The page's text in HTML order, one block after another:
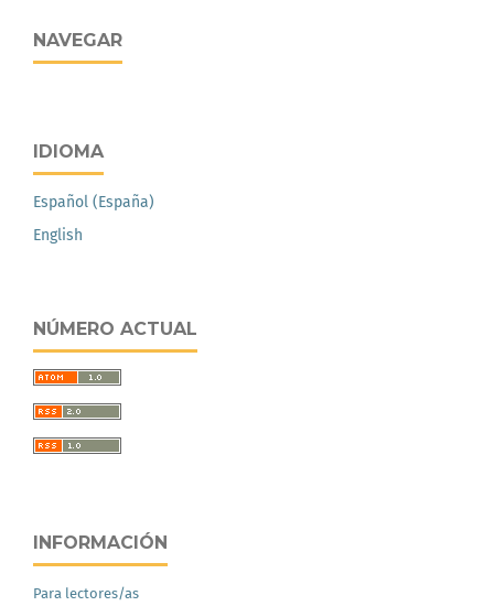
NAVEGAR
IDIOMA
Español (España)
English
NÚMERO ACTUAL
INFORMACIÓN
Para lectores/as